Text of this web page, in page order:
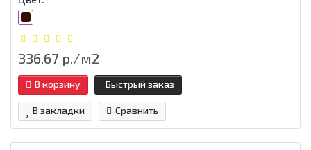
336.67 р./м2
В корзину Быстрый заказ
В закладки Сравнить